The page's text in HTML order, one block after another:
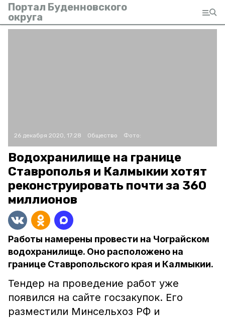
Портал Буденновского
округа
26 декабря 2020, 17:28 Общество Фото:
Водохранилище на границе
Ставрополья и Калмыкии хотят
реконструировать почти за 360
миллионов
Работы намерены провести на Чограйском
водохранилище. Оно расположено на
границе Ставропольского края и Калмыкии.
Тендер на проведение работ уже
появился на сайте госзакупок. Его
разместили Минсельхоз РФ и